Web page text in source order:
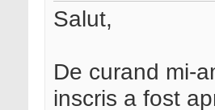
Salut,
De curand mi-
inscris a fost